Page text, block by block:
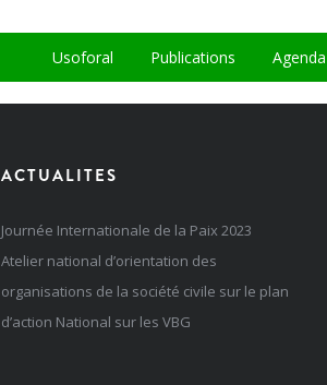
Usoforal Publications Agenda
ACTUALITES
Journée Internationale de la Paix 2023
Atelier national d’orientation des
organisations de la société civile sur le plan
d’action National sur les VBG